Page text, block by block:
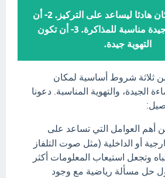
1- أن يكون المكان هادئا ليساعد على التركيز. 2- أن
تكون الاضاءة جيدة مناسبة للمذاكرة. 3- أن تكون
التهوية جيدة.
ثلاثة شروط أساسية لمكان
الجيدة، والتهوية المناسبة. دعونا
أهم العوامل التي تساعد على
أو الداخلية (مثل صوت التلفاز
وتجعل استيعاب المعلومات أكثر
حل مسألة رياضية مع وجود